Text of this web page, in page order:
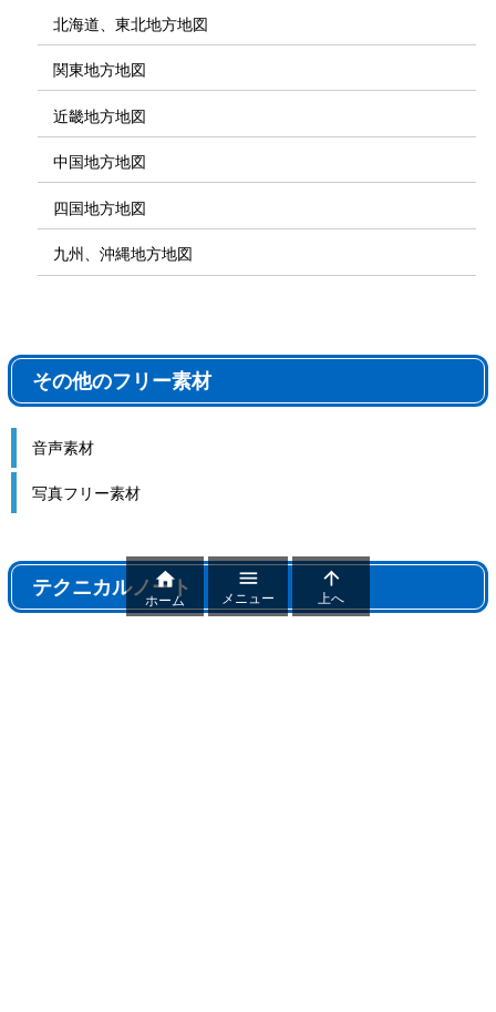
北海道、東北地方地図
関東地方地図
近畿地方地図
中国地方地図
四国地方地図
九州、沖縄地方地図
その他のフリー素材
音声素材
写真フリー素材
テクニカルノート

ホーム

メニュー

上へ